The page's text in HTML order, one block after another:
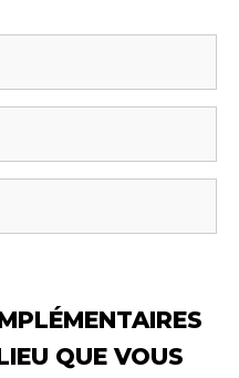
QUE VOUS